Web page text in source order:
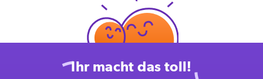
Ihr macht das toll!